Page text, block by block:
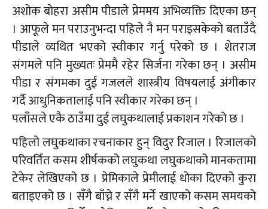
अशोक बोहरा असीम पीडाले प्रेममय अभिव्यक्ति दिएका छन्
। आफूले मन पराउनुभन्दा पहिले नै मन पराइसकेको बताउँदै
पीडाले व्यथित भएको स्वीकार गर्नु परेको छ । शेतराज
संगमले पनि मुख्यतः प्रेममै रहेर सिर्जना गरेका छन् । असीम
पीडा र संगमका दुई गजलले शास्त्रीय विषयलाई अंगीकार
गर्दै आधुनिकतालाई पनि स्वीकार गरेका छन् ।
पलाँसले एकै ठाउँमा दुई लघुकथालाई प्रकाशन गरेको छ ।
पहिलो लघुकथाका रचनाकार हुन् विदुर रिजाल । रिजालको
परिवर्तित कसम शीर्षकको लघुकथा लघुकथाको मानकतामा
टेकेर लेखिएको छ । प्रेमिकाले प्रेमीलाई धोका दिएको कुरा
बताइएको छ । सँगै बाँच्ने र सँगै मर्ने खाएको कसम समयको